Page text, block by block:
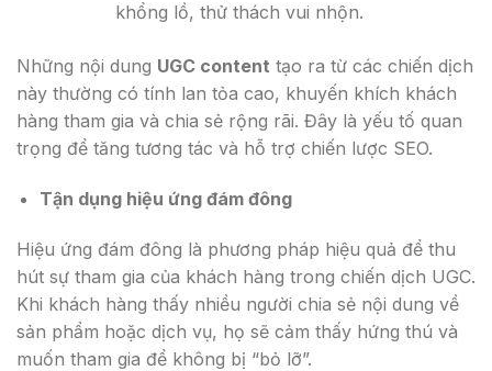
khổng lồ, thử thách vui nhộn.
Những nội dung UGC content tạo ra từ các chiến dịch
này thường có tính lan tỏa cao, khuyến khích khách
hàng tham gia và chia sẻ rộng rãi. Đây là yếu tố quan
trọng để tăng tương tác và hỗ trợ chiến lược SEO.
Tận dụng hiệu ứng đám đông
Hiệu ứng đám đông là phương pháp hiệu quả để thu
hút sự tham gia của khách hàng trong chiến dịch UGC.
Khi khách hàng thấy nhiều người chia sẻ nội dung về
sản phẩm hoặc dịch vụ, họ sẽ cảm thấy hứng thú và
muốn tham gia để không bị “bỏ lỡ”.